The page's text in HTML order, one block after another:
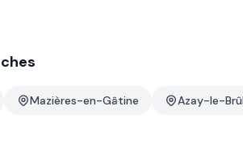
Mazières-en-Gâtine Azay-le-